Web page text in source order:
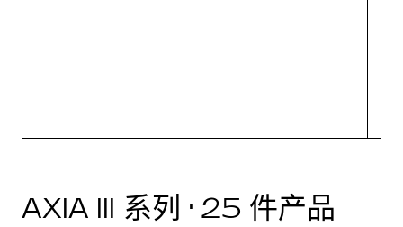
AXIA III 系列 · 25 件产品